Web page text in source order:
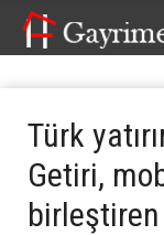
Türk
Getiri,
birleştiren